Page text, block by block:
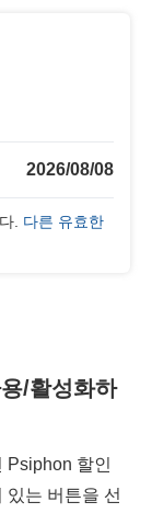
2026/08/08
. 다른 유효한
/활성화하
Psiphon 할인
는 버튼을 선